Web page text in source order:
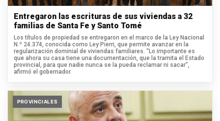
Entregaron las escrituras de sus viviendas a 32
familias de Santa Fe y Santo Tomé
Los títulos de propiedad se entregaron en el marco de la Ley Nacional
N.º 24.374, conocida como Ley Pierri, que permite avanzar en la
regularización dominial de viviendas familiares. “Lo importante es
que ahora su casa tiene una documentación, que la tramita el Estado
provincial, para que nadie nunca se la pueda reclamar ni sacar”,
afirmó el gobernador.
PROVINCIALES